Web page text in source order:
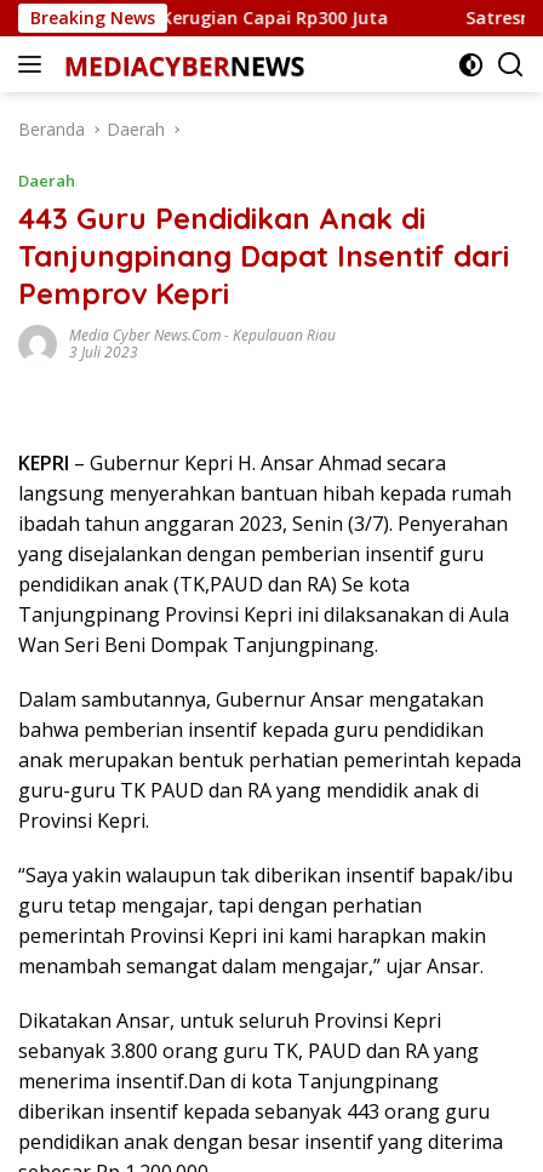
Langsung
ke
konten
Breaking News
Kota, Kerugian Capai Rp300 Juta
Beranda Daerah
Daerah
443 Guru Pendidikan Anak di
Tanjungpinang Dapat Insentif dari
Pemprov Kepri
Media Cyber News.Com-Kepulauan Riau
3 Juli 2023
KEPRI – Gubernur Kepri H. Ansar Ahmad secara
langsung menyerahkan bantuan hibah kepada rumah
ibadah tahun anggaran 2023, Senin (3/7). Penyerahan
yang disejalankan dengan pemberian insentif guru
pendidikan anak (TK,PAUD dan RA) Se kota
Tanjungpinang Provinsi Kepri ini dilaksanakan di Aula
Wan Seri Beni Dompak Tanjungpinang.
Dalam sambutannya, Gubernur Ansar mengatakan
bahwa pemberian insentif kepada guru pendidikan
anak merupakan bentuk perhatian pemerintah kepada
guru-guru TK PAUD dan RA yang mendidik anak di
Provinsi Kepri.
“Saya yakin walaupun tak diberikan insentif bapak/ibu
guru tetap mengajar, tapi dengan perhatian
pemerintah Provinsi Kepri ini kami harapkan makin
menambah semangat dalam mengajar,” ujar Ansar.
Dikatakan Ansar, untuk seluruh Provinsi Kepri
sebanyak 3.800 orang guru TK, PAUD dan RA yang
menerima insentif.Dan di kota Tanjungpinang
diberikan insentif kepada sebanyak 443 orang guru
pendidikan anak dengan besar insentif yang diterima